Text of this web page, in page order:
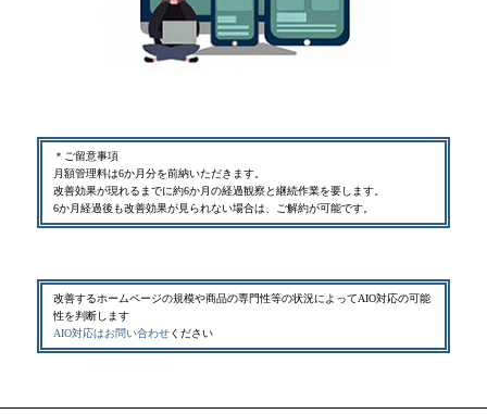
＊ご留意事項
月額管理料は6か月分を前納いただきます。
改善効果が現れるまでに約6か月の経過観察と継続作業を要します。
6か月経過後も改善効果が見られない場合は、ご解約が可能です。
改善するホームページの規模や商品の専門性等の状況によってAIO対応の可能
性を判断します
AIO対応はお問い合わせください